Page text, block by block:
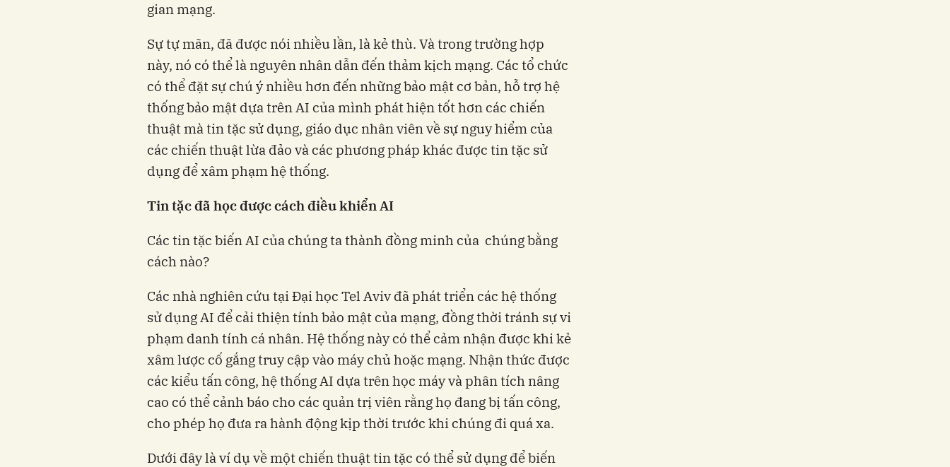
gian mạng.
Sự tự mãn, đã được nói nhiều lần, là kẻ thù. Và trong trường hợp
này, nó có thể là nguyên nhân dẫn đến thảm kịch mạng. Các tổ chức
có thể đặt sự chú ý nhiều hơn đến những bảo mật cơ bản, hỗ trợ hệ
thống bảo mật dựa trên AI của mình phát hiện tốt hơn các chiến
thuật mà tin tặc sử dụng, giáo dục nhân viên về sự nguy hiểm của
các chiến thuật lừa đảo và các phương pháp khác được tin tặc sử
dụng để xâm phạm hệ thống.
Tin tặc đã học được cách điều khiển AI
Các tin tặc biến AI của chúng ta thành đồng minh của chúng bằng
cách nào?
Các nhà nghiên cứu tại Đại học Tel Aviv đã phát triển các hệ thống
sử dụng AI để cải thiện tính bảo mật của mạng, đồng thời tránh sự vi
phạm danh tính cá nhân. Hệ thống này có thể cảm nhận được khi kẻ
xâm lược cố gắng truy cập vào máy chủ hoặc mạng. Nhận thức được
các kiểu tấn công, hệ thống AI dựa trên học máy và phân tích nâng
cao có thể cảnh báo cho các quản trị viên rằng họ đang bị tấn công,
cho phép họ đưa ra hành động kịp thời trước khi chúng đi quá xa.
Dưới đây là ví dụ về một chiến thuật tin tặc có thể sử dụng để biến